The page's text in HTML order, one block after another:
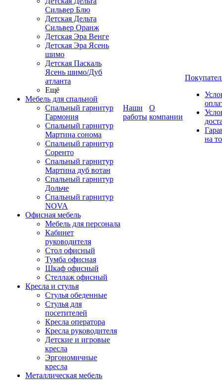
Сильвер Блю
Детская Дельта
Сильвер Оранж
Детская Эра Венге
Детская Эра Ясень
шимо
Детская Паскаль
Ясень шимо/Дуб
атланта
Ещё
Мебель для спальной
Спальный гарнитур
Гармония
Спальный гарнитур
Мартина сонома
Спальный гарнитур
Соренто
Спальный гарнитур
Мартина дуб вотан
Спальный гарнитур
Дольче
Спальный гарнитур
NOVA
Офисная мебель
Мебель для персонала
Кабинет
руководителя
Стол офисный
Тумба офисная
Шкаф офисный
Стеллаж офисный
Кресла и стулья
Стулья обеденные
Стулья для
посетителей
Кресла оператора
Кресла руководителя
Детские и игровые
кресла
Эргономичные
кресла
Металлическая мебель
Наши
работы
О
компании
на